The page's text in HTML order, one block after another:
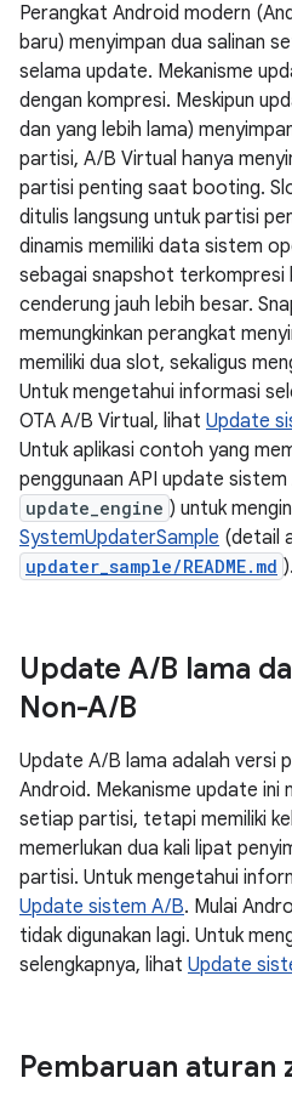
Perangkat Android modern
baru) menyimpan dua salinan
selama update. Mekanisme
dengan kompresi. Meskipun
dan yang lebih lama)
partisi, A/B Virtual hanya
partisi penting saat booting.
ditulis langsung untuk partisi
dinamis memiliki data sistem
sebagai snapshot terkompresi
cenderung jauh lebih besar.
memungkinkan perangkat
memiliki dua slot, sekaligus
Untuk mengetahui informasi
OTA A/B Virtual, lihat Update
Untuk aplikasi contoh yang
penggunaan API update
update_engine ) untuk
SystemUpdaterSample (detail
updater_sample/README.md ).
Update A/B lama
Non-A/B
Update A/B lama adalah versi
Android. Mekanisme update
setiap partisi, tetapi memiliki
memerlukan dua kali lipat
partisi. Untuk mengetahui
Update sistem A/B. Mulai
tidak digunakan lagi. Untuk
selengkapnya, lihat Update
Pembaruan aturan